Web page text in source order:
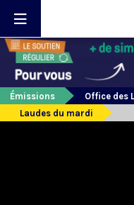
Émissions
Office des
Laudes du mardi